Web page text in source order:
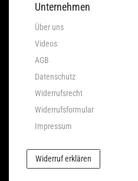
Unternehmen
Über uns
Videos
AGB
Datenschutz
Widerrufsrecht
Widerrufsformular
Impressum
Widerruf erklären